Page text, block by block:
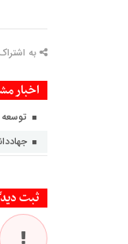
به
اخبار
ثبت